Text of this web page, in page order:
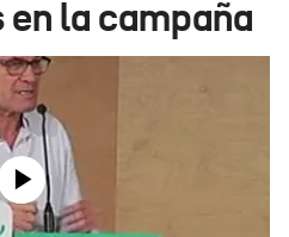
Eguraldia
la campaña